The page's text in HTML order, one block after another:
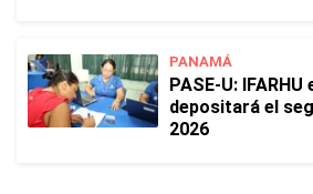
PANAMÁ
PASE-U:
depositará el
2026